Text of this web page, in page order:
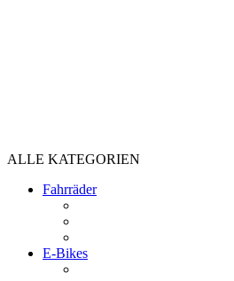
ALLE KATEGORIEN
Fahrräder
E-Bikes